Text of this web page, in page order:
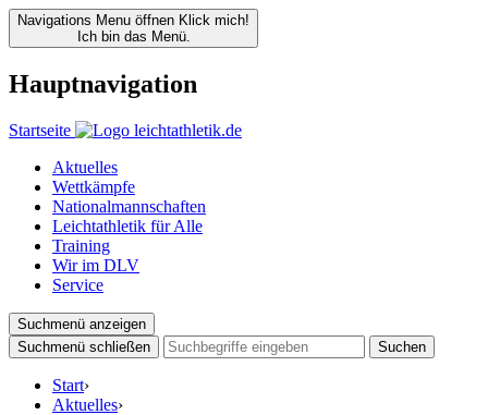
Navigations Menu öffnen Klick mich!
Ich bin das Menü.
Hauptnavigation
Startseite
Aktuelles
Wettkämpfe
Nationalmannschaften
Leichtathletik für Alle
Training
Wir im DLV
Service
Suchmenü anzeigen
Suchmenü schließen
Suchen
Start›
Aktuelles›